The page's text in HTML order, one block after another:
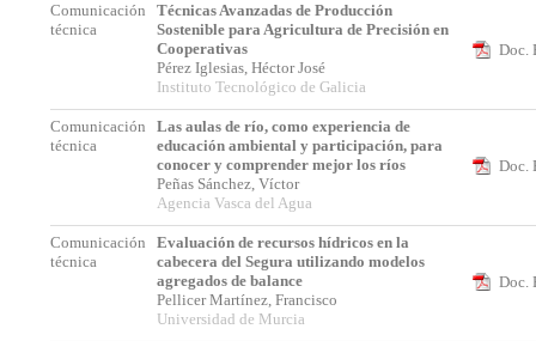
Comunicación
técnica
Técnicas Avanzadas de Producción
Sostenible para Agricultura de Precisión en
Cooperativas
Pérez Iglesias, Héctor José
Instituto Tecnológico de Galicia
Doc.
Comunicación
técnica
Las aulas de río, como experiencia de
educación ambiental y participación, para
conocer y comprender mejor los ríos
Peñas Sánchez, Víctor
Agencia Vasca del Agua
Doc.
Comunicación
técnica
Evaluación de recursos hídricos en la
cabecera del Segura utilizando modelos
agregados de balance
Pellicer Martínez, Francisco
Universidad de Murcia
Doc.